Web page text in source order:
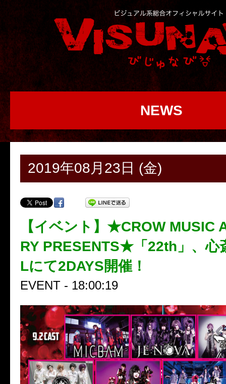
NEWS
2019年08月23日 (金)
【イベント】★CROW MUSIC
RY PRESENTS★「22th」、心
Lにて2DAYS開催！
EVENT - 18:00:19